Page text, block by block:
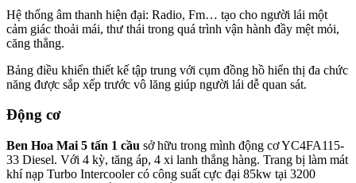
Hệ thống âm thanh hiện đại: Radio, Fm… tạo cho người lái một
cảm giác thoải mái, thư thái trong quá trình vận hành đầy mệt mỏi,
căng thẳng.
Bảng điều khiển thiết kế tập trung với cụm đồng hồ hiển thị đa chức
năng được sắp xếp trước vô lăng giúp người lái dễ quan sát.
Động cơ
Ben Hoa Mai 5 tấn 1 cầu sở hữu trong mình động cơ YC4FA115-
33 Diesel. Với 4 kỳ, tăng áp, 4 xi lanh thẳng hàng. Trang bị làm mát
khí nạp Turbo Intercooler có công suất cực đại 85kw tại 3200